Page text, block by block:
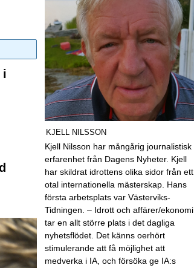
i
KJELL NILSSON
Kjell Nilsson har mångårig journalistisk
erfarenhet från Dagens Nyheter. Kjell
har skildrat idrottens olika sidor från ett
otal internationella mästerskap. Hans
första arbetsplats var Västerviks-
Tidningen. – Idrott och affärer/ekonomi
tar en allt större plats i det dagliga
nyhetsflödet. Det känns oerhört
stimulerande att få möjlighet att
medverka i IA, och försöka ge IA:s